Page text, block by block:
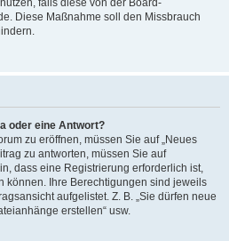
falls diese von der Board-
Diese Maßnahme soll den Missbrauch
oder eine Antwort?
zu eröffnen, müssen Sie auf „Neues
zu antworten, müssen Sie auf
dass eine Registrierung erforderlich ist,
können. Ihre Berechtigungen sind jeweils
aufgelistet. Z. B. „Sie dürfen neue
erstellen“ usw.